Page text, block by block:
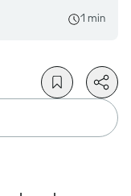
1 min